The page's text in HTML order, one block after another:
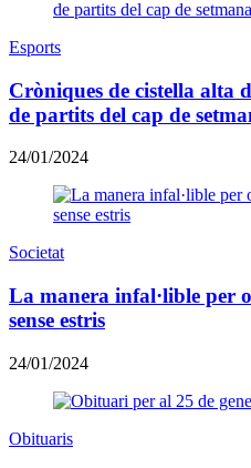
Esports
Cròniques de cistella alta
de partits del cap de
24/01/2024
Societat
La manera infal·lible per
sense estris
24/01/2024
Obituaris